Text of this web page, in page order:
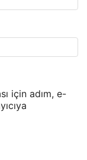
için adım, e-